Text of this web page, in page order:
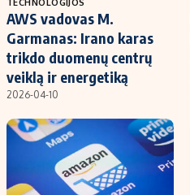
AWS vadovas M.
Garmanas: Irano karas
trikdo duomenų centrų
veiklą ir energetiką
2026-04-10